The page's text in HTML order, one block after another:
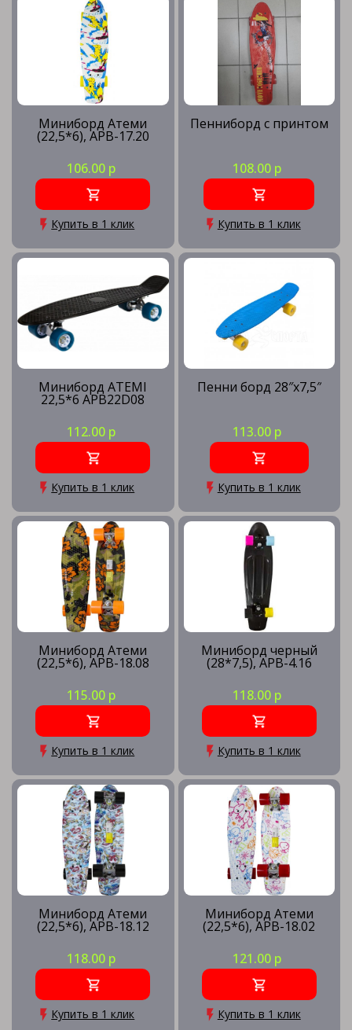
Миниборд Атеми
(22,5*6), APB-17.20
106.00 р
Купить в 1 клик
Пенниборд с принтом
108.00 р
Купить в 1 клик
Миниборд ATEMI
22,5*6 APB22D08
112.00 р
Купить в 1 клик
Пенни борд 28″x7,5″
113.00 р
Купить в 1 клик
Миниборд Атеми
(22,5*6), APB-18.08
115.00 р
Купить в 1 клик
Миниборд черный
(28*7,5), APB-4.16
118.00 р
Купить в 1 клик
Миниборд Атеми
(22,5*6), APB-18.12
118.00 р
Купить в 1 клик
Миниборд Атеми
(22,5*6), APB-18.02
121.00 р
Купить в 1 клик